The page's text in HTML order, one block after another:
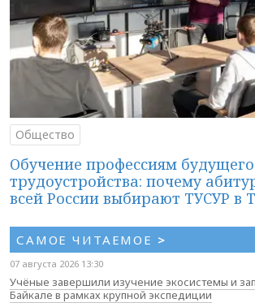
Общество
Обучение профессиям
трудоустройства: почему
всей России выбирают ТУСУР в
САМОЕ ЧИТАЕМОЕ >
07 августа 2026 13:30
Учёные завершили изучение экосистемы и
Байкале в рамках крупной экспедиции